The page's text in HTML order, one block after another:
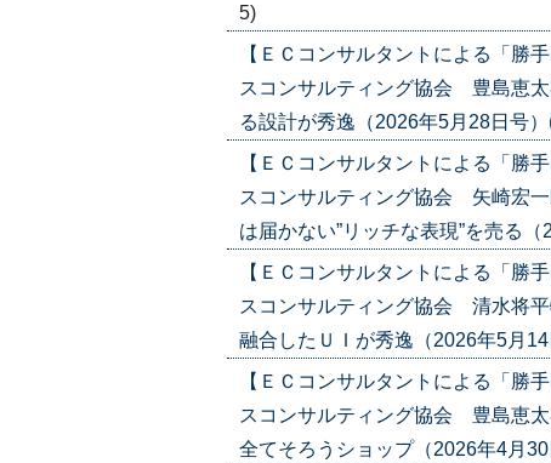
5)
【ＥＣコンサルタントによる「
スコンサルティング協会 豊島恵
る設計が秀逸（2026年5月28日号
【ＥＣコンサルタントによる「
スコンサルティング協会 矢崎宏
は届かない”リッチな表現”を売る
【ＥＣコンサルタントによる「
スコンサルティング協会 清水将
融合したＵＩが秀逸（2026年5月
【ＥＣコンサルタントによる「
スコンサルティング協会 豊島恵
全てそろうショップ（2026年4月